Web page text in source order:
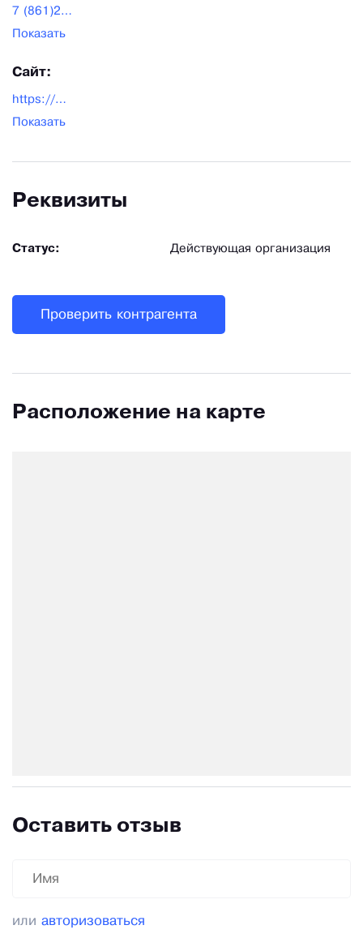
7 (861)290-15-58|8
Показать
Сайт:
https://super-puper.su/
Показать
Реквизиты
Статус: Действующая организация
Проверить контрагента
Расположение на карте
Оставить отзыв
или авторизоваться